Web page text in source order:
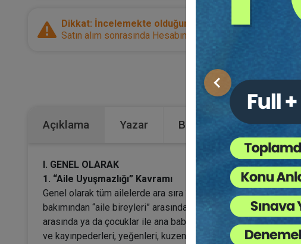
Önceki
Dikkat: İncelemekte olduğunuz ürün bir e-kitaptır.
Satın alım sonrasında Hesabım sayfanız üzerinden
Açıklama Yazar Bu Kitap İçin Kaç Ağaç
I. GENEL OLARAK
1. “Aile Uyuşmazlığı” Kavramı
Genel olarak tüm ailelerde ara sıra “uyuşmazlıklar”
bakımından “aile bireyleri” arasında ortaya çıkan görüş
arasında ya da çocuklar ile ana baba arasında veya sadece
ve kayınpederleri, yeğenleri, kuzenleri, torunları ve önceki